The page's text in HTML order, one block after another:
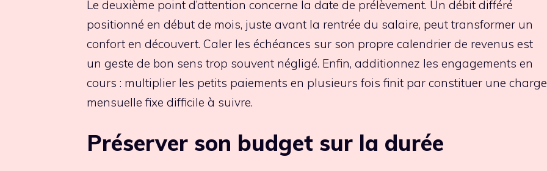
Le deuxième point d’attention concerne la date de prélèvement. Un débit différé
positionné en début de mois, juste avant la rentrée du salaire, peut transformer un
confort en découvert. Caler les échéances sur son propre calendrier de revenus est
un geste de bon sens trop souvent négligé. Enfin, additionnez les engagements en
cours : multiplier les petits paiements en plusieurs fois finit par constituer une charge
mensuelle fixe difficile à suivre.
Préserver son budget sur la durée